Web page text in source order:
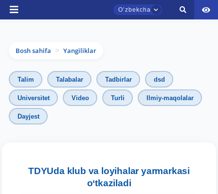
Oʼzbekcha
Bosh sahifa > Yangiliklar
Talim Talabalar Tadbirlar dsd
Universitet Video Turli Ilmiy-maqolalar
Dayjest
TDYUda klub va loyihalar yarmarkasi
o‘tkaziladi
TDYU qabul murojaatlari chati
Onlayn
Qabul bo'yicha murojaatlaringizni ushbu